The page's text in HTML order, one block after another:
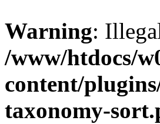
Warning:
/www/htdocs/
content/
taxonomy-